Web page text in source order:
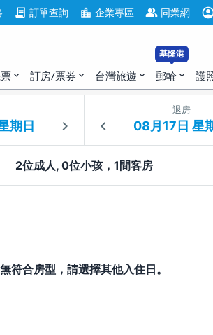
contract 訂單查詢 location_city 企業專區 group 同業網
expand_more 訂房/票券 expand_more 台灣旅遊 expand_more
基隆港
郵輪 expand_more 護
退房
2位成人, 0位小孩，1間客房
無符合房型，請選擇其他入住日。